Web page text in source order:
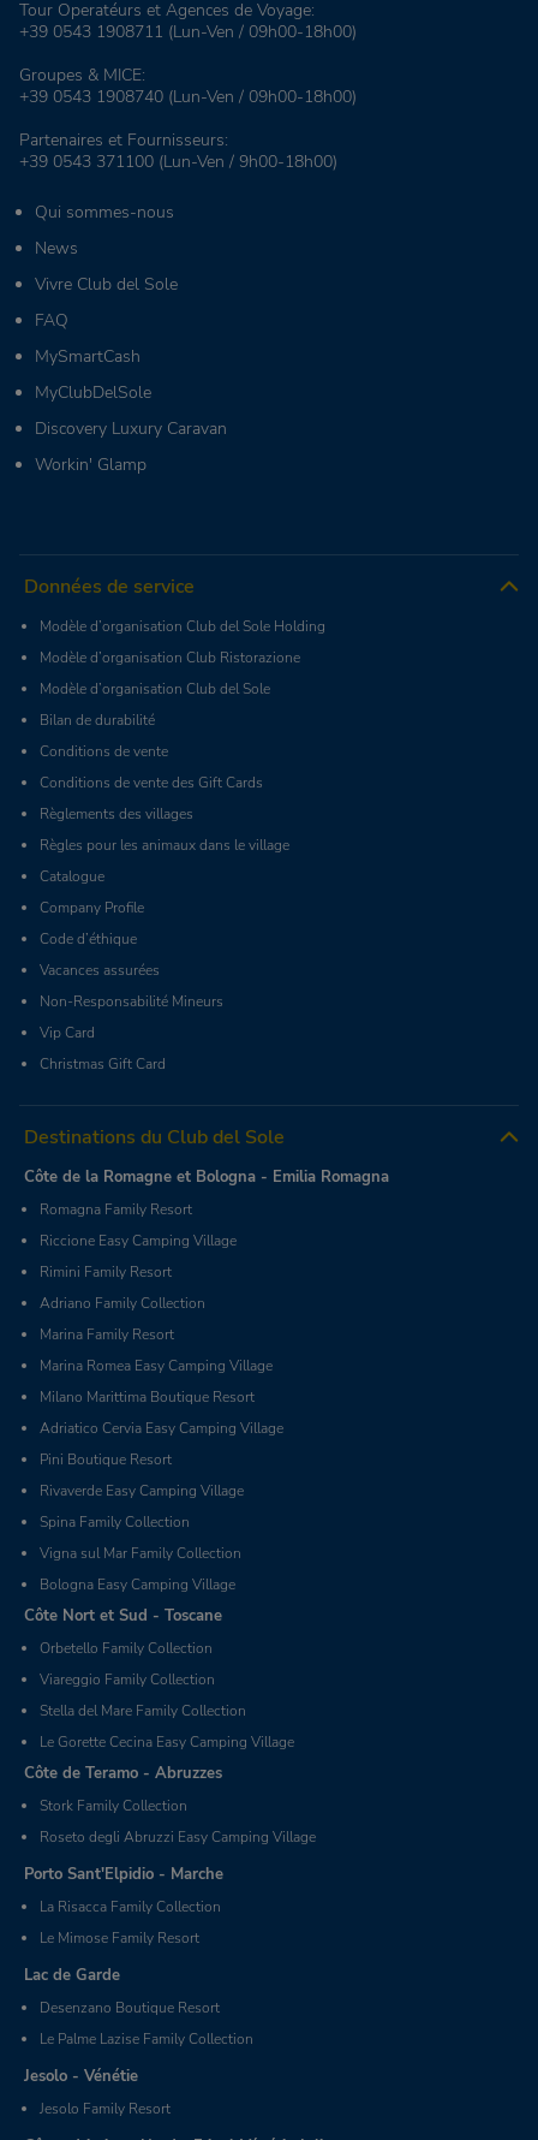
Tour Operatéurs et Agences de Voyage:
+39 0543 1908711 (Lun-Ven / 09h00-18h00)
Groupes & MICE:
+39 0543 1908740 (Lun-Ven / 09h00-18h00)
Partenaires et Fournisseurs:
+39 0543 371100 (Lun-Ven / 9h00-18h00)
Qui sommes-nous
News
Vivre Club del Sole
FAQ
MySmartCash
MyClubDelSole
Discovery Luxury Caravan
Workin' Glamp
Données de service
Modèle d’organisation Club del Sole Holding
Modèle d’organisation Club Ristorazione
Modèle d’organisation Club del Sole
Bilan de durabilité
Conditions de vente
Conditions de vente des Gift Cards
Règlements des villages
Règles pour les animaux dans le village
Catalogue
Company Profile
Code d’éthique
Vacances assurées
Non-Responsabilité Mineurs
Vip Card
Christmas Gift Card
Destinations du Club del Sole
Côte de la Romagne et Bologna - Emilia Romagna
Romagna Family Resort
Riccione Easy Camping Village
Rimini Family Resort
Adriano Family Collection
Marina Family Resort
Marina Romea Easy Camping Village
Milano Marittima Boutique Resort
Adriatico Cervia Easy Camping Village
Pini Boutique Resort
Rivaverde Easy Camping Village
Spina Family Collection
Vigna sul Mar Family Collection
Bologna Easy Camping Village
Côte Nort et Sud - Toscane
Orbetello Family Collection
Viareggio Family Collection
Stella del Mare Family Collection
Le Gorette Cecina Easy Camping Village
Côte de Teramo - Abruzzes
Stork Family Collection
Roseto degli Abruzzi Easy Camping Village
Porto Sant'Elpidio - Marche
La Risacca Family Collection
Le Mimose Family Resort
Lac de Garde
Desenzano Boutique Resort
Le Palme Lazise Family Collection
Jesolo - Vénétie
Jesolo Family Resort